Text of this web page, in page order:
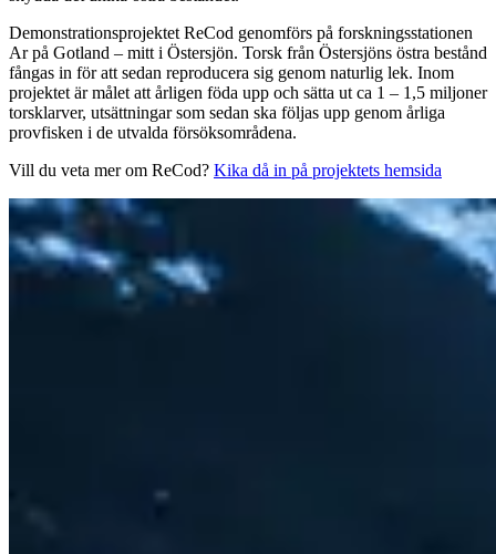
Demonstrationsprojektet ReCod genomförs på forskningsstationen
Ar på Gotland – mitt i Östersjön. Torsk från Östersjöns östra bestånd
fångas in för att sedan reproducera sig genom naturlig lek. Inom
projektet är målet att årligen föda upp och sätta ut ca 1 – 1,5 miljoner
torsklarver, utsättningar som sedan ska följas upp genom årliga
provfisken i de utvalda försöksområdena.
Vill du veta mer om ReCod? Kika då in på projektets hemsida